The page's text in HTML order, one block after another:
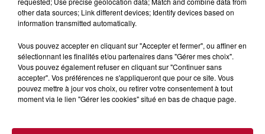
7 août 2026
other data sources; Link different devices; Identify devices based on
information transmitted automatically.
Vous pouvez accepter en cliquant sur "Accepter et fermer", ou affiner en
sélectionnant les finalités et/ou partenaires dans "Gérer mes choix".
Vous pouvez également refuser en cliquant sur "Continuer sans
accepter". Vos préférences ne s'appliqueront que pour ce site. Vous
pouvez mettre à jour vos choix, ou retirer votre consentement à tout
moment via le lien "Gérer les cookies" situé en bas de chaque page.